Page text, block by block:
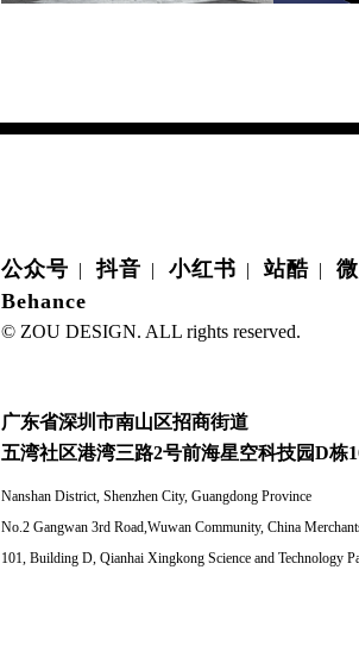
公众号 |抖音 | 小红书 | 站酷 |
Behance
© ZOU DESIGN. ALL rights reserved.
广东省深圳市南山区招商街道
五湾社区港湾三路2号前海星空科技园D栋
Nanshan District, Shenzhen City, Guangdong Province
No.2 Gangwan 3rd Road,Wuwan Community, China
101, Building D, Qianhai Xingkong Science and Technology